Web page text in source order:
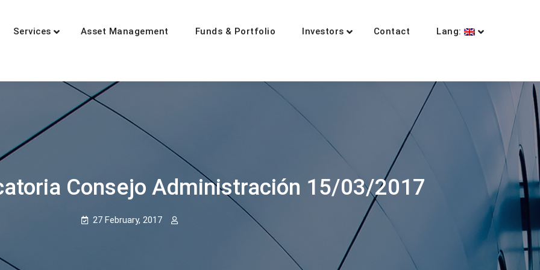
in wealth management
Services Asset Management Funds & Portfolio Investors Contact Lang:
Consejo Administración 15/03/2017
27 February, 2017